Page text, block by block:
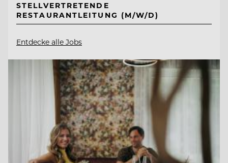
STELLVERTRETENDE
RESTAURANTLEITUNG (M/W/D)
Entdecke alle Jobs